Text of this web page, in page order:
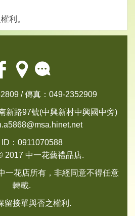
利。
/ 傳真：049-2352909
新路97號(中興新村中興國中旁)
ID：0911070588
2017 中一花藝禮品店.
一花店所有，非經同意不得任意
轉載.
留接單與否之權利.